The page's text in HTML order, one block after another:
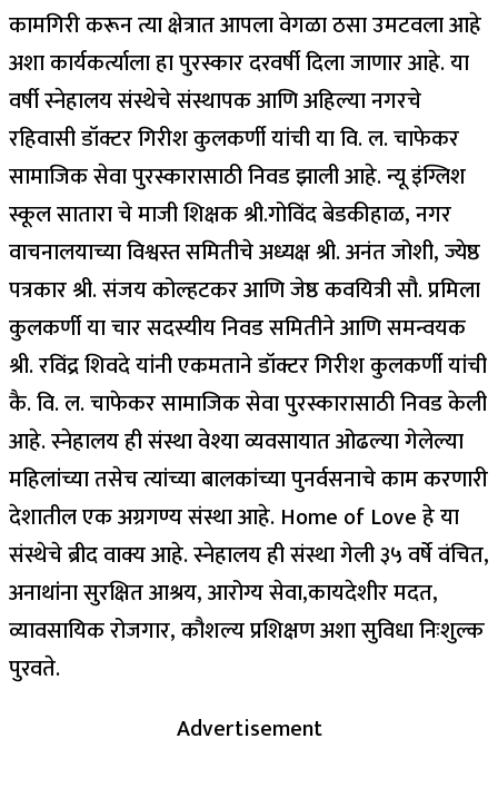
कामगिरी करून त्या क्षेत्रात आपला वेगळा ठसा उमटवला आहे
अशा कार्यकर्त्याला हा पुरस्कार दरवर्षी दिला जाणार आहे. या
वर्षी स्नेहालय संस्थेचे संस्थापक आणि अहिल्या नगरचे
रहिवासी डॉक्टर गिरीश कुलकर्णी यांची या वि. ल. चाफेकर
सामाजिक सेवा पुरस्कारासाठी निवड झाली आहे. न्यू इंग्लिश
स्कूल सातारा चे माजी शिक्षक श्री.गोविंद बेडकीहाळ, नगर
वाचनालयाच्या विश्वस्त समितीचे अध्यक्ष श्री. अनंत जोशी, ज्येष्ठ
पत्रकार श्री. संजय कोल्हटकर आणि जेष्ठ कवयित्री सौ. प्रमिला
कुलकर्णी या चार सदस्यीय निवड समितीने आणि समन्वयक
श्री. रविंद्र शिवदे यांनी एकमताने डॉक्टर गिरीश कुलकर्णी यांची
कै. वि. ल. चाफेकर सामाजिक सेवा पुरस्कारासाठी निवड केली
आहे. स्नेहालय ही संस्था वेश्या व्यवसायात ओढल्या गेलेल्या
महिलांच्या तसेच त्यांच्या बालकांच्या पुनर्वसनाचे काम करणारी
देशातील एक अग्रगण्य संस्था आहे. Home of Love हे या
संस्थेचे ब्रीद वाक्य आहे. स्नेहालय ही संस्था गेली ३५ वर्षे वंचित,
अनाथांना सुरक्षित आश्रय, आरोग्य सेवा,कायदेशीर मदत,
व्यावसायिक रोजगार, कौशल्य प्रशिक्षण अशा सुविधा निःशुल्क
पुरवते.
Advertisement